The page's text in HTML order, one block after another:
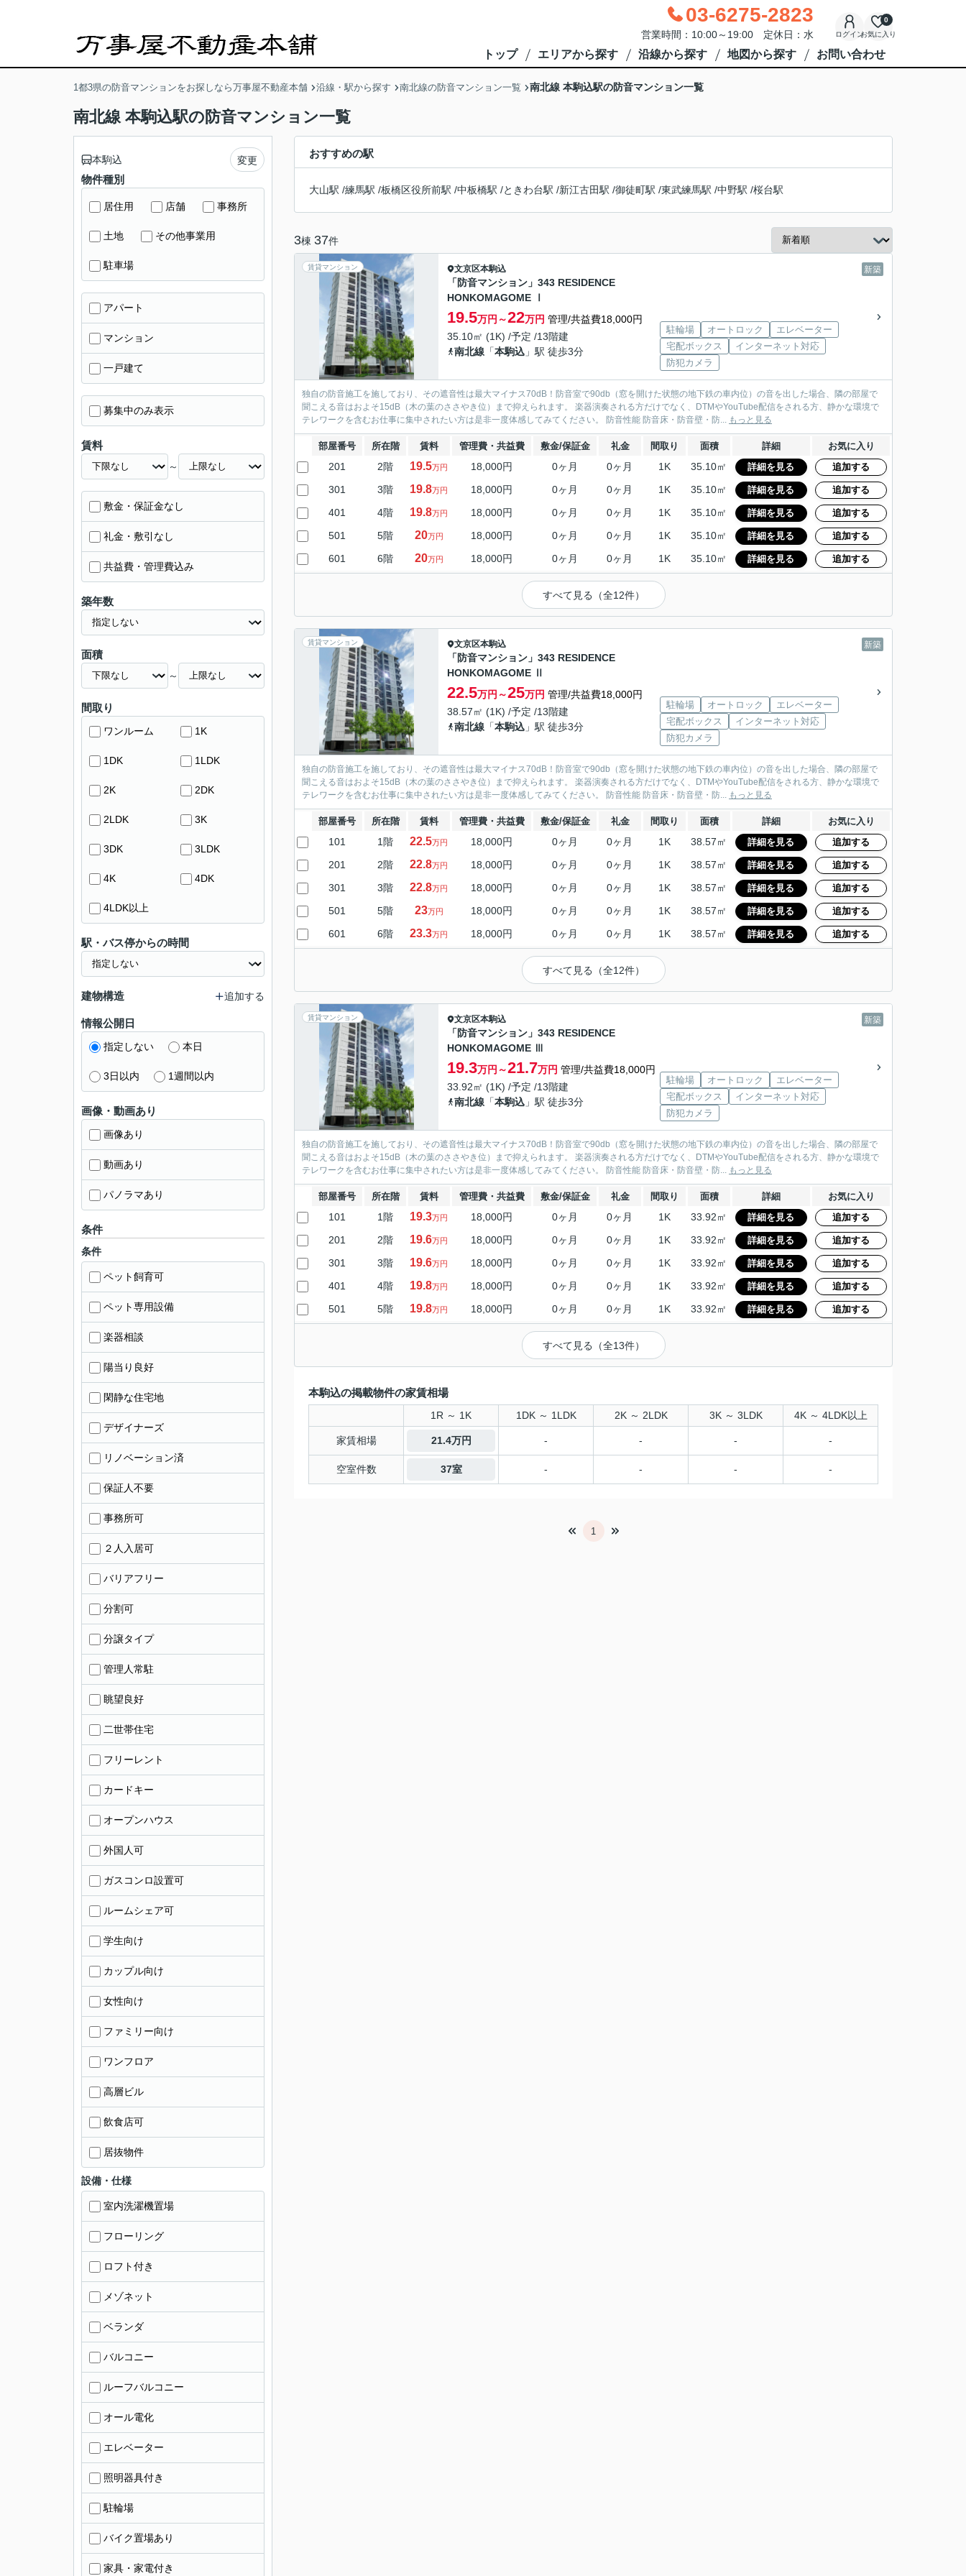
03-6275-2823
営業時間：10:00～19:00 定休日：水 ログインお気に入り
0
トップ エリアから探す 沿線から探す 地図から探す お問い合わせ
1都3県の防音マンションをお探しなら万事屋不動産本舗 沿線・駅から探す 南北線の防音マンション一覧 南北線 本駒込駅の防音マンション一覧
南北線 本駒込駅の防音マンション一覧
おすすめの駅
大山駅 /練馬駅 /板橋区役所前駅 /中板橋駅 /ときわ台駅 /新江古田駅 /御徒町駅 /東武練馬駅 /中野駅 /桜台駅
3棟 37件
賃貸マンション 新築
文京区本駒込
「防音マンション」343 RESIDENCE
HONKOMAGOME Ⅰ
19.5万円～22万円 管理/共益費18,000円
35.10㎡ (1K) /予定 /13階建
南北線 「本駒込 」駅 徒歩3分
駐輪場 オートロック
エレベーター
宅配ボックス
インターネット対応
防犯カメラ
独自の防音施工を施しており、その遮音性は最大マイナス70dB！防音室で90db（窓を開けた状態の地下鉄の車内位）の音を出した場合、隣の部屋で
聞こえる音はおよそ15dB（木の葉のささやき位）まで抑えられます。 楽器演奏される方だけでなく、DTMやYouTube配信をされる方、静かな環境で
テレワークを含むお仕事に集中されたい方は是非一度体感してみてください。 防音性能 防音床・防音壁・防... もっと見る
部屋番号 所在階 賃料 管理費・共益費 敷金/保証金 礼金 間取り 面積 詳細 お気に入り
201 2階 19.5万円 18,000円 0ヶ月 0ヶ月 1K 35.10㎡ 詳細を見る 追加する
301 3階 19.8万円 18,000円 0ヶ月 0ヶ月 1K 35.10㎡ 詳細を見る 追加する
401 4階 19.8万円 18,000円 0ヶ月 0ヶ月 1K 35.10㎡ 詳細を見る 追加する
501 5階 20万円 18,000円 0ヶ月 0ヶ月 1K 35.10㎡ 詳細を見る 追加する
601 6階 20万円 18,000円 0ヶ月 0ヶ月 1K 35.10㎡ 詳細を見る 追加する
すべて見る（全12件）
賃貸マンション 新築
文京区本駒込
「防音マンション」343 RESIDENCE
HONKOMAGOME Ⅱ
22.5万円～25万円 管理/共益費18,000円
38.57㎡ (1K) /予定 /13階建
南北線 「本駒込 」駅 徒歩3分
駐輪場 オートロック
エレベーター
宅配ボックス
インターネット対応
防犯カメラ
独自の防音施工を施しており、その遮音性は最大マイナス70dB！防音室で90db（窓を開けた状態の地下鉄の車内位）の音を出した場合、隣の部屋で
聞こえる音はおよそ15dB（木の葉のささやき位）まで抑えられます。 楽器演奏される方だけでなく、DTMやYouTube配信をされる方、静かな環境で
テレワークを含むお仕事に集中されたい方は是非一度体感してみてください。 防音性能 防音床・防音壁・防... もっと見る
部屋番号 所在階 賃料 管理費・共益費 敷金/保証金 礼金 間取り 面積 詳細 お気に入り
101 1階 22.5万円 18,000円 0ヶ月 0ヶ月 1K 38.57㎡ 詳細を見る 追加する
201 2階 22.8万円 18,000円 0ヶ月 0ヶ月 1K 38.57㎡ 詳細を見る 追加する
301 3階 22.8万円 18,000円 0ヶ月 0ヶ月 1K 38.57㎡ 詳細を見る 追加する
501 5階 23万円 18,000円 0ヶ月 0ヶ月 1K 38.57㎡ 詳細を見る 追加する
601 6階 23.3万円 18,000円 0ヶ月 0ヶ月 1K 38.57㎡ 詳細を見る 追加する
すべて見る（全12件）
賃貸マンション 新築
文京区本駒込
「防音マンション」343 RESIDENCE
HONKOMAGOME Ⅲ
19.3万円～21.7万円 管理/共益費18,000円
33.92㎡ (1K) /予定 /13階建
南北線 「本駒込 」駅 徒歩3分
駐輪場 オートロック
エレベーター
宅配ボックス
インターネット対応
防犯カメラ
独自の防音施工を施しており、その遮音性は最大マイナス70dB！防音室で90db（窓を開けた状態の地下鉄の車内位）の音を出した場合、隣の部屋で
聞こえる音はおよそ15dB（木の葉のささやき位）まで抑えられます。 楽器演奏される方だけでなく、DTMやYouTube配信をされる方、静かな環境で
テレワークを含むお仕事に集中されたい方は是非一度体感してみてください。 防音性能 防音床・防音壁・防... もっと見る
部屋番号 所在階 賃料 管理費・共益費 敷金/保証金 礼金 間取り 面積 詳細 お気に入り
101 1階 19.3万円 18,000円 0ヶ月 0ヶ月 1K 33.92㎡ 詳細を見る 追加する
201 2階 19.6万円 18,000円 0ヶ月 0ヶ月 1K 33.92㎡ 詳細を見る 追加する
301 3階 19.6万円 18,000円 0ヶ月 0ヶ月 1K 33.92㎡ 詳細を見る 追加する
401 4階 19.8万円 18,000円 0ヶ月 0ヶ月 1K 33.92㎡ 詳細を見る 追加する
501 5階 19.8万円 18,000円 0ヶ月 0ヶ月 1K 33.92㎡ 詳細を見る 追加する
すべて見る（全13件）
本駒込の掲載物件の家賃相場
1R ～ 1K 1DK ～ 1LDK 2K ～ 2LDK 3K ～ 3LDK 4K ～ 4LDK以上
家賃相場 21.4万円 - - - -
空室件数 37室 - - - -
1
本駒込 変更
物件種別
居住用 店舗 事務所
土地 その他事業用
駐車場
アパート
マンション
一戸建て
募集中のみ表示
賃料
～
敷金・保証金なし
礼金・敷引なし
共益費・管理費込み
築年数
面積
～
間取り
ワンルーム 1K
1DK 1LDK
2K 2DK
2LDK 3K
3DK 3LDK
4K 4DK
4LDK以上
駅・バス停からの時間
建物構造 追加する
情報公開日
指定しない 本日
3日以内 1週間以内
画像・動画あり
画像あり
動画あり
パノラマあり
条件
条件
ペット飼育可
ペット専用設備
楽器相談
陽当り良好
閑静な住宅地
デザイナーズ
リノベーション済
保証人不要
事務所可
２人入居可
バリアフリー
分割可
分譲タイプ
管理人常駐
眺望良好
二世帯住宅
フリーレント
カードキー
オープンハウス
外国人可
ガスコンロ設置可
ルームシェア可
学生向け
カップル向け
女性向け
ファミリー向け
ワンフロア
高層ビル
飲食店可
居抜物件
設備・仕様
室内洗濯機置場
フローリング
ロフト付き
メゾネット
ベランダ
バルコニー
ルーフバルコニー
オール電化
エレベーター
照明器具付き
駐輪場
バイク置場あり
家具・家電付き